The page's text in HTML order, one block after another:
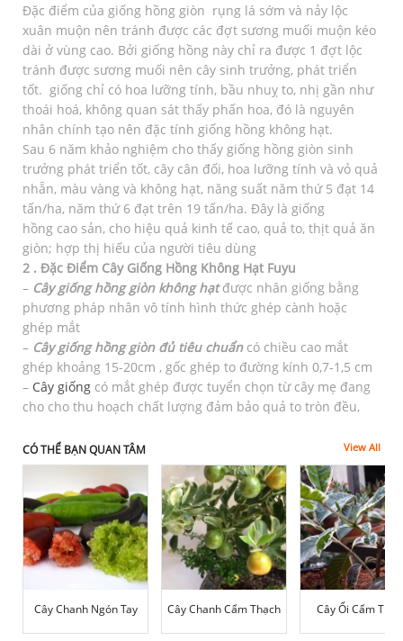
Đặc điểm của giống hồng giòn rụng lá sớm và nảy lộc
xuân muộn nên tránh được các đợt sương muối muộn kéo
dài ở vùng cao. Bởi giống hồng này chỉ ra được 1 đợt lộc
tránh được sương muối nên cây sinh trưởng, phát triển
tốt. giống chỉ có hoa lưỡng tính, bầu nhuỵ to, nhị gần như
thoái hoá, không quan sát thấy phấn hoa, đó là nguyên
nhân chính tạo nên đặc tính giống hồng không hạt.
Sau 6 năm khảo nghiệm cho thấy giống hồng giòn sinh
trưởng phát triển tốt, cây cân đối, hoa lưỡng tính và vỏ quả
nhẵn, màu vàng và không hạt, năng suất năm thứ 5 đạt 14
tấn/ha, năm thứ 6 đạt trên 19 tấn/ha. Đây là giống
hồng cao sản, cho hiệu quả kinh tế cao, quả to, thịt quả ăn
giòn; hợp thị hiếu của người tiêu dùng
2 . Đặc Điểm Cây Giống Hồng Không Hạt Fuyu
– Cây giống hồng giòn không hạtđược nhân giống bằng
phương pháp nhân vô tính hình thức ghép cành hoặc
ghép mắt
– Cây giống hồng giòn đủ tiêu chuẩncó chiều cao mắt
ghép khoảng 15-20cm , gốc ghép to đường kính 0,7-1,5 cm
– Cây giống có mắt ghép được tuyển chọn từ cây mẹ đang
cho cho thu hoạch chất lượng đảm bảo quả to tròn đều,
CÓ THỂ BẠN QUAN TÂM View All
Cây Chanh Ngón Tay Cây Chanh Cẩm Thạch Cây Ổi Cẩm